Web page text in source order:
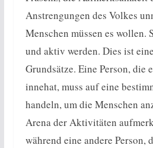
Anstrengungen des Volkes
Menschen müssen es wollen.
und aktiv werden. Dies ist
Grundsätze. Eine Person, die
innehat, muss auf eine
handeln, um die Menschen
Arena der Aktivitäten
während eine andere Person,